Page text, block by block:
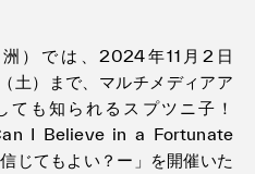
洲）では、2024年11月2日
土）まで、マルチメディアア
も知られるスプツニ子！
I Believe in a Fortunate
じてもよい？ー」を開催いた